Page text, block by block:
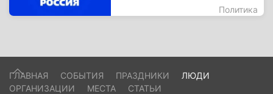
Политика
ГЛАВНАЯ СОБЫТИЯ ПРАЗДНИКИ
ЛЮДИ
ОРГАНИЗАЦИИ
МЕСТА СТАТЬИ